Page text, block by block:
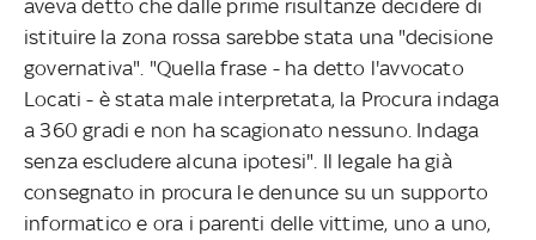
aveva detto che dalle prime risultanze decidere di
istituire la zona rossa sarebbe stata una "decisione
governativa". "Quella frase - ha detto l'avvocato
Locati - è stata male interpretata, la Procura indaga
a 360 gradi e non ha scagionato nessuno. Indaga
senza escludere alcuna ipotesi". Il legale ha già
consegnato in procura le denunce su un supporto
informatico e ora i parenti delle vittime, uno a uno,